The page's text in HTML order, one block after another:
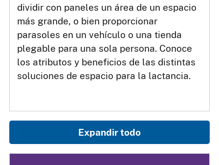
dividir con paneles un área de un espacio
más grande, o bien proporcionar
parasoles en un vehículo o una tienda
plegable para una sola persona. Conoce
los atributos y beneficios de las distintas
soluciones de espacio para la lactancia.
Expandir todo